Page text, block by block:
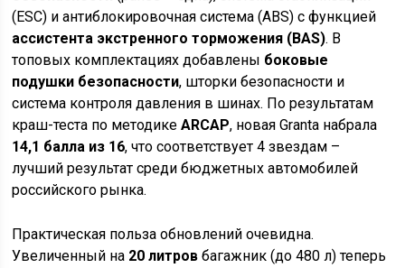
(ESC) и антиблокировочная система (ABS) с функцией
ассистента экстренного торможения (BAS). В
топовых комплектациях добавлены боковые
подушки безопасности, шторки безопасности и
система контроля давления в шинах. По результатам
краш-теста по методикеARCAP, новая Granta набрала
14,1 балла из 16, что соответствует 4 звездам –
лучший результат среди бюджетных автомобилей
российского рынка.
Практическая польза обновлений очевидна.
Увеличенный на 20 литров багажник (до 480 л) теперь